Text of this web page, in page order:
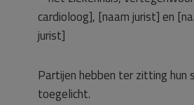
cardioloog], [naam jurist] en
jurist]
Partijen hebben ter zitting hun
toegelicht.